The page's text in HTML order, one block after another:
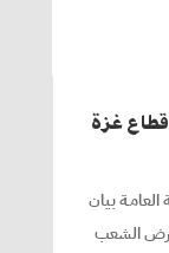
قطاع غزة
بيان
الشعب